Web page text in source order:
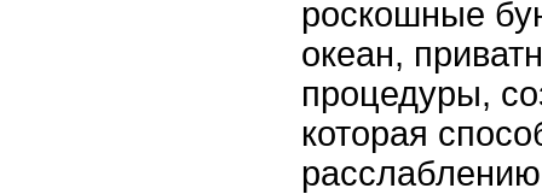
роскошные
океан,
процедуры,
которая